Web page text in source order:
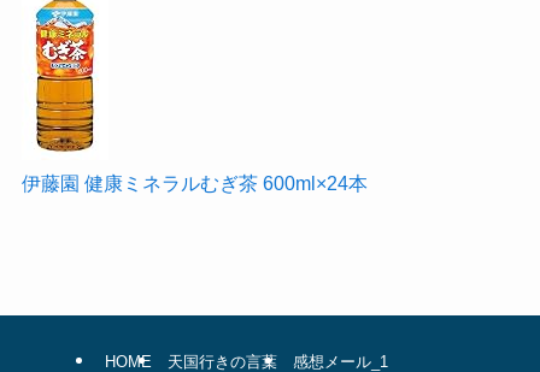
伊藤園 健康ミネラルむぎ茶 600ml×24本
HOME 天国行きの言葉
感想メール_1